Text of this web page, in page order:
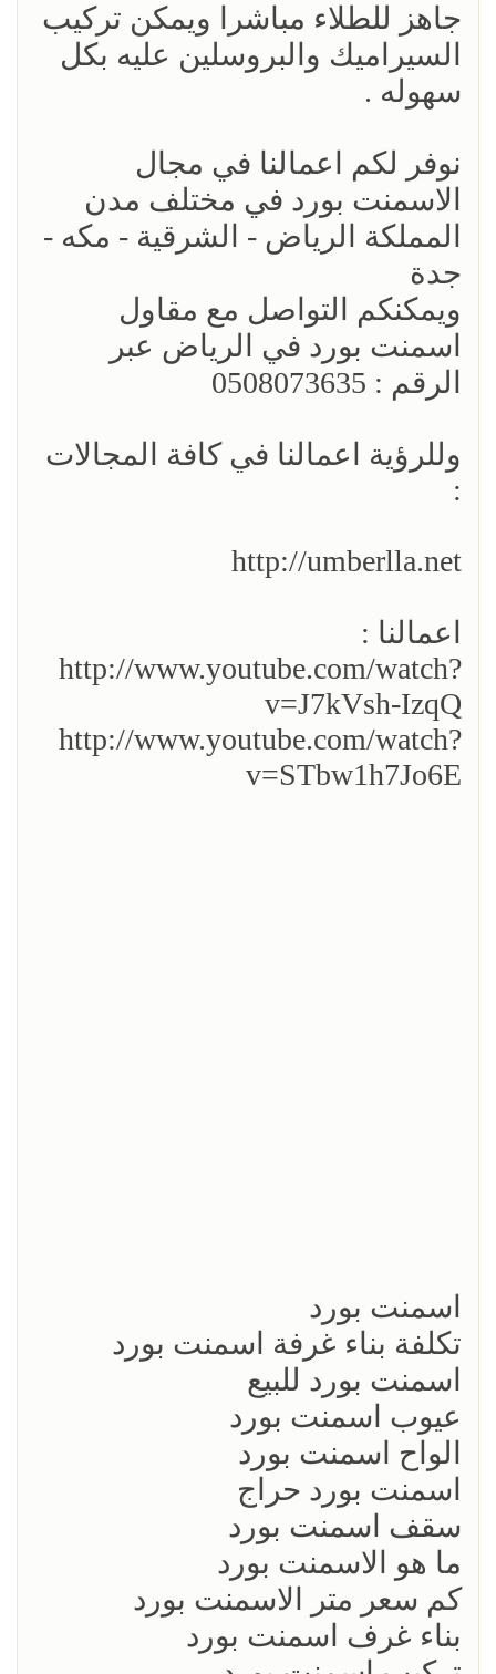
جاهز للطلاء مباشرا ويمكن تركيب
السيراميك والبروسلين عليه بكل
سهوله .
نوفر لكم اعمالنا في مجال
الاسمنت بورد في مختلف مدن
المملكة الرياض - الشرقية - مكه -
جدة
ويمكنكم التواصل مع مقاول
اسمنت بورد في الرياض عبر
الرقم : 0508073635
وللرؤية اعمالنا في كافة المجالات
:
http://umberlla.net
اعمالنا :
http://www.youtube.com/watch?
v=J7kVsh-IzqQ
http://www.youtube.com/watch?
v=STbw1h7Jo6E
اسمنت بورد
تكلفة بناء غرفة اسمنت بورد
اسمنت بورد للبيع
عيوب اسمنت بورد
الواح اسمنت بورد
اسمنت بورد حراج
سقف اسمنت بورد
ما هو الاسمنت بورد
كم سعر متر الاسمنت بورد
بناء غرف اسمنت بورد